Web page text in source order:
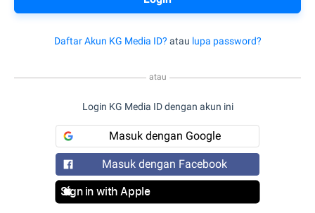
Daftar Akun KG Media ID? atau lupa password?
atau
Login KG Media ID dengan akun ini
Masuk dengan Google
Masuk dengan Facebook
Sign in with Apple